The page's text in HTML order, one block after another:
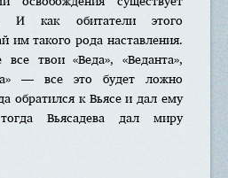
И как обитатели этого
им такого рода наставления.
твои «Веда», «Веданта»,
— все это будет ложно
обратился к Вьясе и дал ему
Вьясадева дал миру